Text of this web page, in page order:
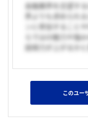
金融業界を志望す
界よりも求められ
ンに参加すること
らではの魅力や強
説得力が上がるかと
このユー